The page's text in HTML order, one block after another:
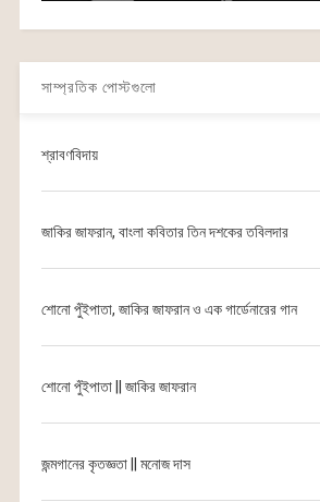
সাম্প্রতিক পোস্টগুলো
শ্রাবণবিদায়
জাকির জাফরান, বাংলা কবিতার তিন দশকের তবিলদার
শোনো পুঁইপাতা, জাকির জাফরান ও এক গার্ডেনারের গান
শোনো পুঁইপাতা || জাকির জাফরান
জন্মগানের কৃতজ্ঞতা || মনোজ দাস